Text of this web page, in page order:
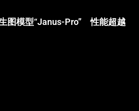
图模型“Janus-Pro” 性能超越